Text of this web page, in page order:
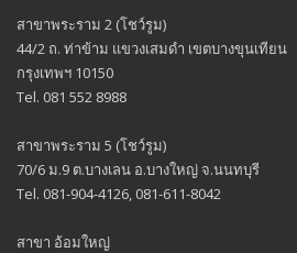
สาขาพระราม 2 (โชว์รูม)
44/2 ถ. ท่าข้าม แขวงเสมดำ เขตบางขุนเทียน
กรุงเทพฯ 10150
Tel. 081 552 8988
สาขาพระราม 5 (โชว์รูม)
70/6 ม.9 ต.บางเลน อ.บางใหญ่ จ.นนทบุรี
Tel. 081-904-4126, 081-611-8042
สาขา อ้อมใหญ่